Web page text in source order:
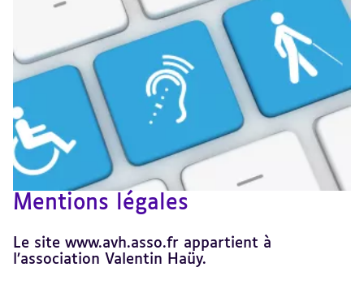
Mentions légales
Le site www.avh.asso.fr appartient à
l’association Valentin Haüy.